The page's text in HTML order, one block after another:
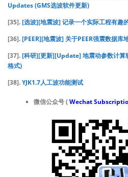
Updates (GMS选波软件更新)
[35].[选波][地震波] 记录一个实际工程有趣
[36].[PEER][地震波] 关于PEER强震数据库
[37].[科研][更新][Update] 地震动参数计算
格式)
[38].YJK1.7人工波功能测试
微信公众号 (Wechat